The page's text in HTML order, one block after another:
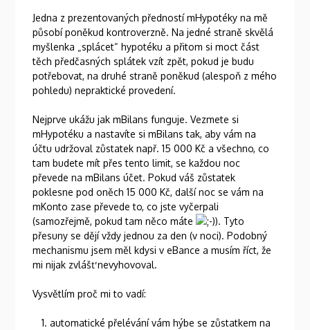
Jedna z prezentovaných předností mHypotéky na mě
působí poněkud kontroverzně. Na jedné straně skvělá
myšlenka „splácet“ hypotéku a přitom si moct část
těch předčasných splátek vzít zpět, pokud je budu
potřebovat, na druhé straně poněkud (alespoň z mého
pohledu) nepraktické provedení.
Nejprve ukážu jak mBilans funguje. Vezmete si
mHypotéku a nastavíte si mBilans tak, aby vám na
účtu udržoval zůstatek např. 15 000 Kč a všechno, co
tam budete mít přes tento limit, se každou noc
převede na mBilans účet. Pokud váš zůstatek
poklesne pod oněch 15 000 Kč, další noc se vám na
mKonto zase převede to, co jste vyčerpali
(samozřejmě, pokud tam něco máte
. Tyto
přesuny se dějí vždy jednou za den (v noci). Podobný
mechanismu jsem měl kdysi v eBance a musím říct, že
mi nijak zvlášť nevyhovoval.
Vysvětlím proč mi to vadí:
automatické přelévání vám hýbe se zůstatkem na